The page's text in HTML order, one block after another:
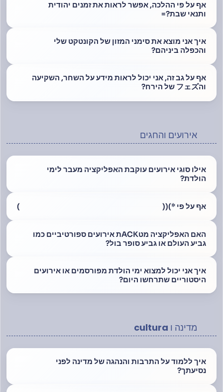
אף על פי ההלכה, אפשר לראות את זמנים יהודית
ותנאי שבת?=
איך אני מוצא את סימני המזון של הקונטקט שלי
והכפלה ביניהם?
אף על גב זה, אני יכול לראות מידע על השחר, השקיעה
והフェズ של הירח?
אירועים והחגים
אילו סוגי אירועים עוקבת האפליקציה מעבר לימי
הולדת?
אף על פי *)(( )
האם האפליקציה מטACKת אירועים ספורטיביים כמו
גביע העולם או גביע סופר בול?
איך אני יכול למצוא ימי הולדת מפורסמים או אירועים
היסטוריים שתרחשו היום?
מדינה ו cultura
איך ללמוד על התרבות והנהגה של מדינה לפני
נסיעתך?